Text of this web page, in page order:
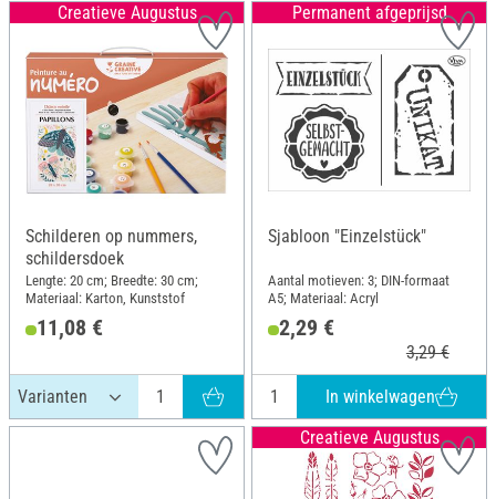
Creatieve Augustus
Schilderen op nummers,
schildersdoek
Lengte: 20 cm; Breedte: 30 cm;
Materiaal: Karton, Kunststof
11,08 €
Permanent afgeprijsd
Sjabloon "Einzelstück"
Aantal motieven: 3; DIN-formaat
A5; Materiaal: Acryl
2,29 €
3,29 €
In winkelwagen
Creatieve Augustus